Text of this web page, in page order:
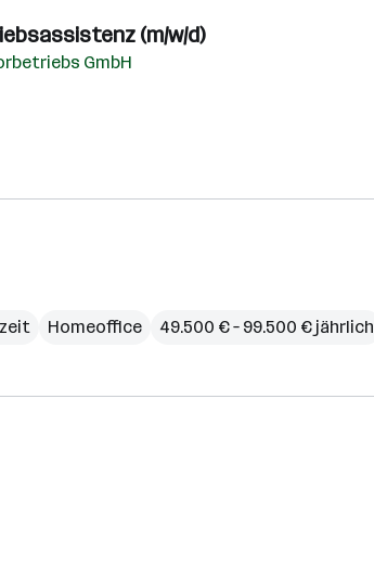
(m/w/d)
GmbH
Homeoffice 49.500 € – 99.500 € jährlich